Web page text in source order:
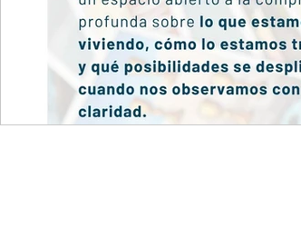
Astro-Eventos Astrología Psicológica